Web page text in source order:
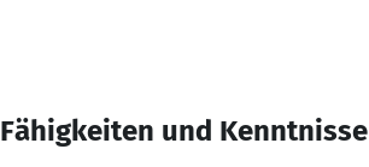
Fähigkeiten und Kenntnisse